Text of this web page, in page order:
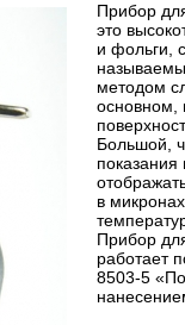
Прибор
это
и фольги,
методом
основном,
Большой,
в
Прибор
работает
8503-5